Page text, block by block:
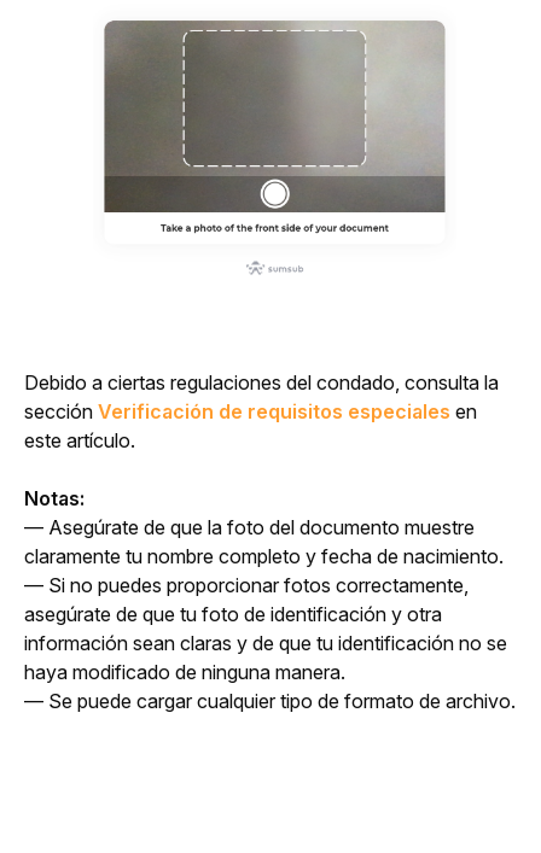
Debido a ciertas regulaciones del condado, consulta la
sección Verificación de requisitos especiales en
este artículo.
Notas:
— Asegúrate de que la foto del documento muestre
claramente tu nombre completo y fecha de nacimiento.
— Si no puedes proporcionar fotos correctamente,
asegúrate de que tu foto de identificación y otra
información sean claras y de que tu identificación no se
haya modificado de ninguna manera.
— Se puede cargar cualquier tipo de formato de archivo.